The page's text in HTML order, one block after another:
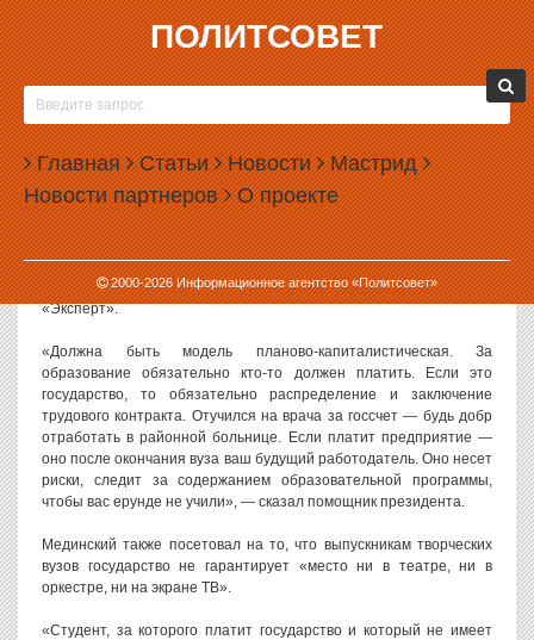
ПОЛИТСОВЕТ
Главная Статьи Новости Мастрид
Новости партнеров О проекте
2000-2026Информационное агентство «Политсовет»
02.06.2026, 15:09
ПОМОЩНИК ПУТИНА ПРИЗВАЛ ВЕРНУТЬ
ОБЯЗАТЕЛЬНОЕ РАСПРЕДЕЛЕНИЕ
ВЫПУСКНИКОВ
Помощник президента РФ Владимир Мединский призвал ввести
обязательное распределение выпускников, которые учились на
бюджетной основе.
С таким заявлением Мединскийвыступил в интервьюжурналу
«Эксперт».
«Должна быть модель планово-капиталистическая. За
образование обязательно кто-то должен платить. Если это
государство, то обязательно распределение и заключение
трудового контракта. Отучился на врача за госсчет — будь добр
отработать в районной больнице. Если платит предприятие —
оно после окончания вуза ваш будущий работодатель. Оно несет
риски, следит за содержанием образовательной программы,
чтобы вас ерунде не учили», — сказал помощник президента.
Мединский также посетовал на то, что выпускникам творческих
вузов государство не гарантирует «место ни в театре, ни в
оркестре, ни на экране ТВ».
«Студент, за которого платит государство и который не имеет